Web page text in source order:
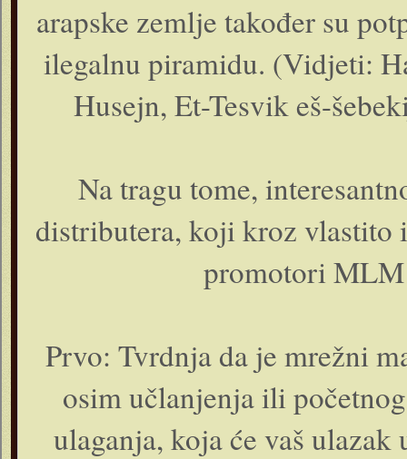
arapske zemlje također su
ilegalnu piramidu. (Vidjeti:
Husejn, Et-Tesvik eš-
Na tragu tome,
distributera, koji kroz vlastito
promotori MLM
Prvo: Tvrdnja da je mrežni
osim učlanjenja ili
ulaganja, koja će vaš